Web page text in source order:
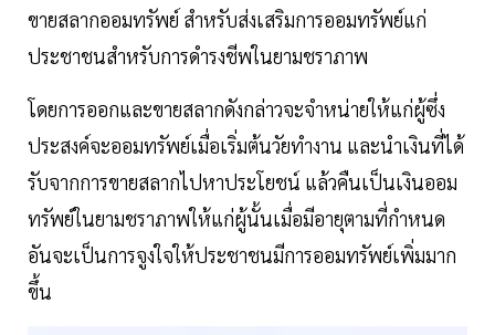
ขายสลากออมทรัพย์ สำหรับส่งเสริมการออมทรัพย์แก่
ประชาชนสำหรับการดำรงชีพในยามชราภาพ
โดยการออกและขายสลากดังกล่าวจะจำหน่ายให้แก่ผู้ซึ่ง
ประสงค์จะออมทรัพย์เมื่อเริ่มต้นวัยทำงาน และนำเงินที่ได้
รับจากการขายสลากไปหาประโยชน์ แล้วคืนเป็นเงินออม
ทรัพย์ในยามชราภาพให้แก่ผู้นั้นเมื่อมีอายุตามที่กำหนด
อันจะเป็นการจูงใจให้ประชาชนมีการออมทรัพย์เพิ่มมาก
ขึ้น